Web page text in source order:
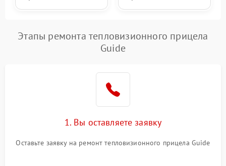
Этапы ремонта тепловизионного прицела
Guide
1. Вы оставляете заявку
Оставьте заявку на ремонт тепловизионного прицела Guide